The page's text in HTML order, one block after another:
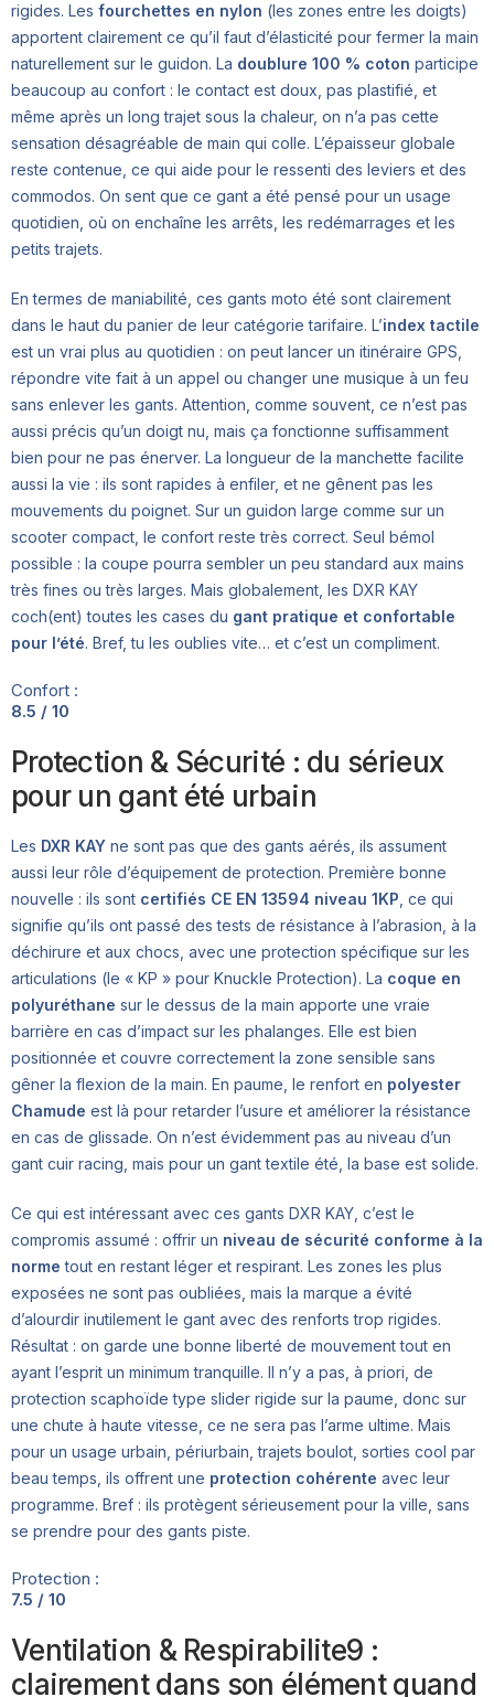
rigides. Les fourchettes en nylon (les zones entre les doigts)
apportent clairement ce qu’il faut d’élasticité pour fermer la main
naturellement sur le guidon. La doubIure 100 % coton participe
beaucoup au confort : le contact est doux, pas plastifié, et
même après un long trajet sous la chaleur, on n’a pas cette
sensation désagréable de main qui colle. L’épaisseur globale
reste contenue, ce qui aide pour le ressenti des leviers et des
commodos. On sent que ce gant a été pensé pour un usage
quotidien, où on enchaîne les arrêts, les redémarrages et les
petits trajets.
En termes de maniabilité, ces gants moto été sont clairement
dans le haut du panier de leur catégorie tarifaire. L’index tactile
est un vrai plus au quotidien : on peut lancer un itinéraire GPS,
répondre vite fait à un appel ou changer une musique à un feu
sans enlever les gants. Attention, comme souvent, ce n’est pas
aussi précis qu’un doigt nu, mais ça fonctionne suffisamment
bien pour ne pas énerver. La longueur de la manchette facilite
aussi la vie : ils sont rapides à enfiler, et ne gênent pas les
mouvements du poignet. Sur un guidon large comme sur un
scooter compact, le confort reste très correct. Seul bémol
possible : la coupe pourra sembler un peu standard aux mains
très fines ou très larges. Mais globalement, les DXR KAY
coch(ent) toutes les cases du gant pratique et confortable
pour l’été. Bref, tu les oublies vite… et c’est un compliment.
Confort :
8.5 / 10
Protection & Sécurité : du sérieux
pour un gant été urbain
Les DXR KAY ne sont pas que des gants aérés, ils assument
aussi leur rôle d’équipement de protection. Première bonne
nouvelle : ils sont certifiés CE EN 13594 niveau 1KP , ce qui
signifie qu’ils ont passé des tests de résistance à l’abrasion, à la
déchirure et aux chocs, avec une protection spécifique sur les
articulations (le « KP » pour Knuckle Protection). La coque en
polyuréthane sur le dessus de la main apporte une vraie
barrière en cas d’impact sur les phalanges. Elle est bien
positionnée et couvre correctement la zone sensible sans
gêner la flexion de la main. En paume, le renfort en polyester
Chamude est là pour retarder l’usure et améliorer la résistance
en cas de glissade. On n’est évidemment pas au niveau d’un
gant cuir racing, mais pour un gant textile été, la base est solide.
Ce qui est intéressant avec ces gants DXR KAY, c’est le
compromis assumé : offrir un niveau de sécurité conforme à la
norme tout en restant léger et respirant. Les zones les plus
exposées ne sont pas oubliées, mais la marque a évité
d’alourdir inutilement le gant avec des renforts trop rigides.
Résultat : on garde une bonne liberté de mouvement tout en
ayant l’esprit un minimum tranquille. Il n’y a pas, à priori, de
protection scaphoïde type slider rigide sur la paume, donc sur
une chute à haute vitesse, ce ne sera pas l’arme ultime. Mais
pour un usage urbain, périurbain, trajets boulot, sorties cool par
beau temps, ils offrent une protection cohérente avec leur
programme. Bref : ils protègent sérieusement pour la ville, sans
se prendre pour des gants piste.
Protection :
7.5 / 10
Ventilation & Respirabilite9 :
clairement dans son élément quand